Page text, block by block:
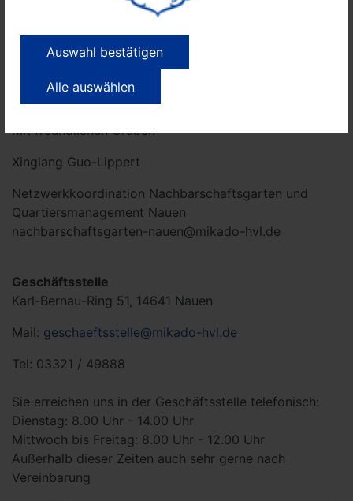
Auswahl bestätigen
Alle auswählen
Kosten: Eintritt 5 € pro Kind (2–14 Jahre), 7 € (ab 15
Anmeldung unter:nachbarschaftsgarten-
Mit freundlichen Grüßen
Xinglang Guo-Lippert
Netzwerkkoordination Nachbarschaftsgarten und
Quartiersmanagement Nauen
nachbarschaftsgarten-nauen@mikado-hvl.de
Geschäftsstelle
Karl-Bernau-Ring 51, 14641 Nauen
Mail: geschaeftsstelle@mikado-hvl.de
Tel: 03321 / 49888
Sie erreichen uns in der Geschäftsstelle telefonisch:
Dienstag: 8.00 Uhr - 14.00 Uhr
Mittwoch bis Freitag: 8.00 Uhr - 12.00 Uhr
Außerhalb dieser Zeiten auch sehr gerne nach
Vereinbarung